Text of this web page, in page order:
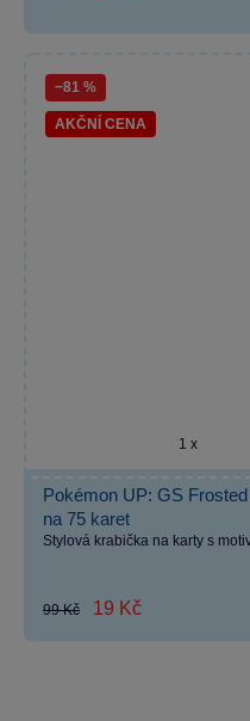
−81 %
AKČNÍ CENA
1 x
Pokémon UP: GS
na 75 karet
Stylová krabička na karty s
99 Kč
19 Kč